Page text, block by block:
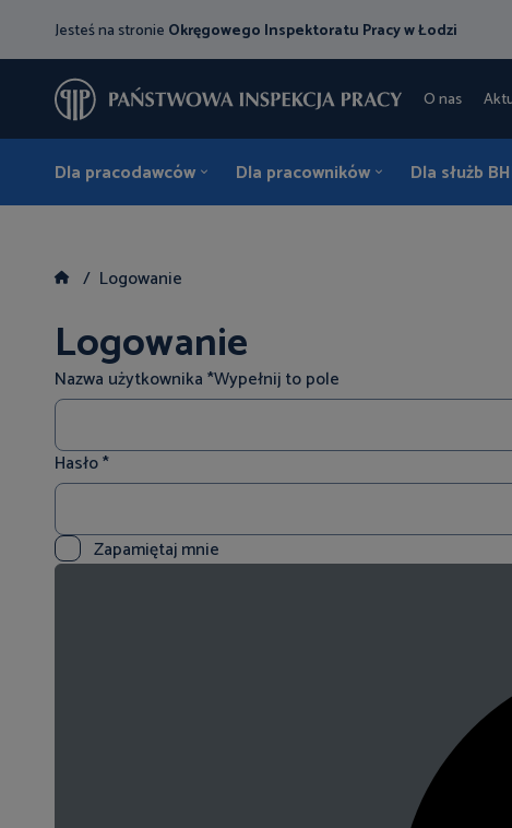
Jesteś na stronie Okręgowego Inspektoratu Pracy w Łodzi
O nas
Dla pracodawców Dla pracowników Dla służb
Logowanie
Logowanie
Nazwa użytkownika*Wypełnij to pole
Hasło*
Zapamiętaj mnie